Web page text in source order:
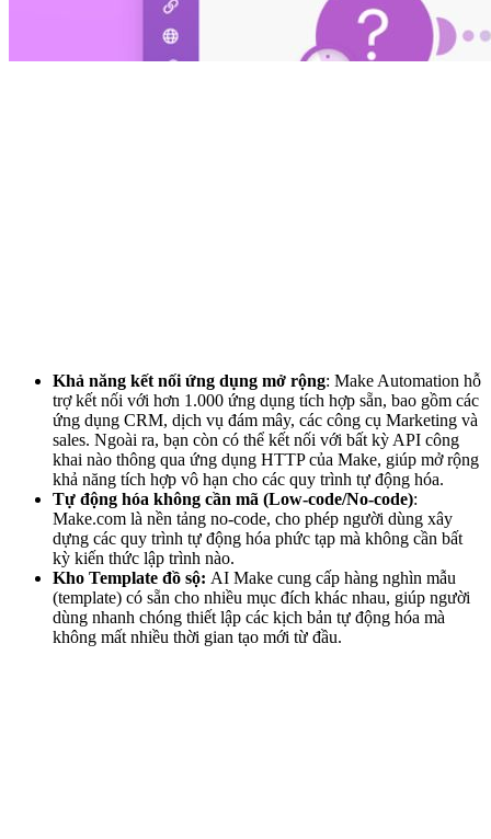
Khả năng kết nối ứng dụng mở rộng: Make Automation hỗ
trợ kết nối với hơn 1.000 ứng dụng tích hợp sẵn, bao gồm các
ứng dụng CRM, dịch vụ đám mây, các công cụ Marketing và
sales. Ngoài ra, bạn còn có thể kết nối với bất kỳ API công
khai nào thông qua ứng dụng HTTP của Make, giúp mở rộng
khả năng tích hợp vô hạn cho các quy trình tự động hóa.
Tự động hóa không cần mã (Low-code/No-code):
Make.com là nền tảng no-code, cho phép người dùng xây
dựng các quy trình tự động hóa phức tạp mà không cần bất
kỳ kiến thức lập trình nào.
Kho Template đồ sộ: AI Make cung cấp hàng nghìn mẫu
(template) có sẵn cho nhiều mục đích khác nhau, giúp người
dùng nhanh chóng thiết lập các kịch bản tự động hóa mà
không mất nhiều thời gian tạo mới từ đầu.